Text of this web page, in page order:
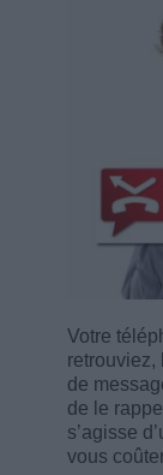
Votre
retrouviez,
de
de le
s’agisse
vous